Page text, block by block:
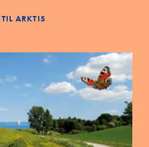
ARKTIS